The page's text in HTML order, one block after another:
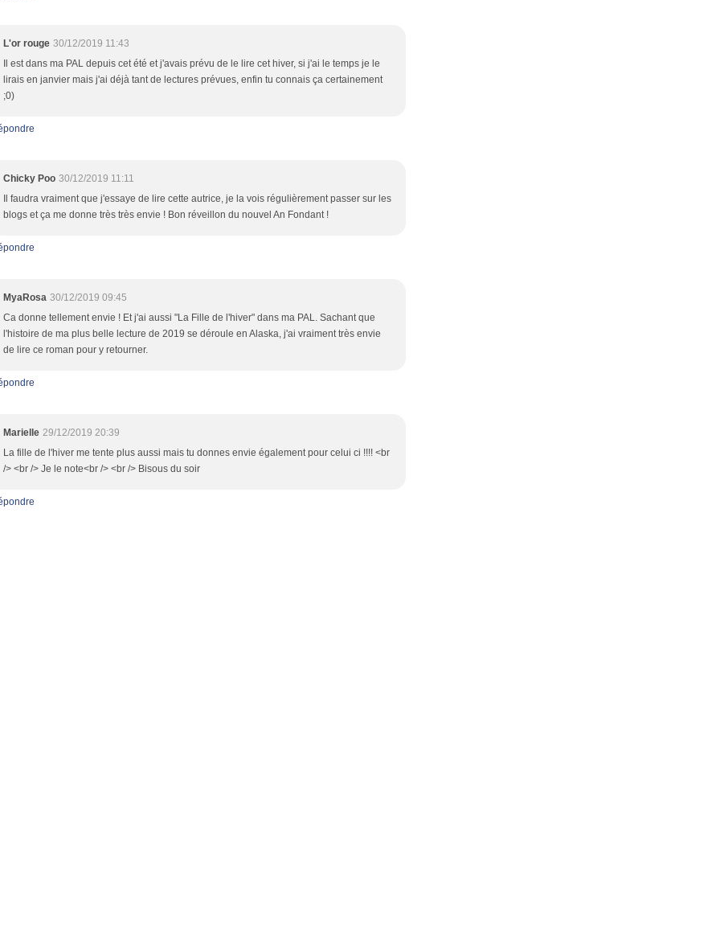
L'or rouge 30/12/2019 11:43
Il est dans ma PAL depuis cet été et j'avais prévu de le lire cet hiver, si j'ai le temps je le
lirais en janvier mais j'ai déjà tant de lectures prévues, enfin tu connais ça certainement
;0)
Chicky Poo 30/12/2019 11:11
Il faudra vraiment que j'essaye de lire cette autrice, je la vois régulièrement passer sur les
blogs et ça me donne très très envie ! Bon réveillon du nouvel An Fondant !
MyaRosa 30/12/2019 09:45
Ca donne tellement envie ! Et j'ai aussi "La Fille de l'hiver" dans ma PAL. Sachant que
l'histoire de ma plus belle lecture de 2019 se déroule en Alaska, j'ai vraiment très envie
de lire ce roman pour y retourner.
Marielle 29/12/2019 20:39
La fille de l'hiver me tente plus aussi mais tu donnes envie également pour celui ci !!!! <br
/> <br /> Je le note<br /> <br /> Bisous du soir